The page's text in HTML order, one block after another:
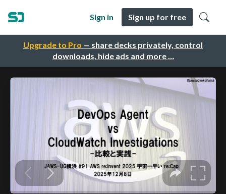
Upgrade to Pro — share decks privately, control
downloads, hide ads and more …
Sign in Sign up for free